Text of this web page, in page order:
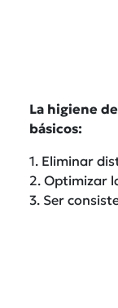
La higiene
básicos:
1. Eliminar
2. Optimizar
3. Ser